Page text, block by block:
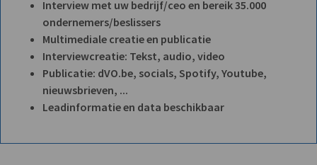
Interview met uw bedrijf/ceo en bereik 35.000
ondernemers/beslissers
Multimediale creatie en publicatie
Interviewcreatie: Tekst, audio, video
Publicatie: dVO.be, socials, Spotify, Youtube,
nieuwsbrieven, ...
Leadinformatie en data beschikbaar